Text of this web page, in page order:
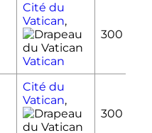
Cité du
Vatican,
Vatican
300 000
Cité du
Vatican,
300 000